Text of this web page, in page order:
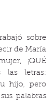
sobre
de María
¡QUÉ
las letras:
hijo, pero
palabras